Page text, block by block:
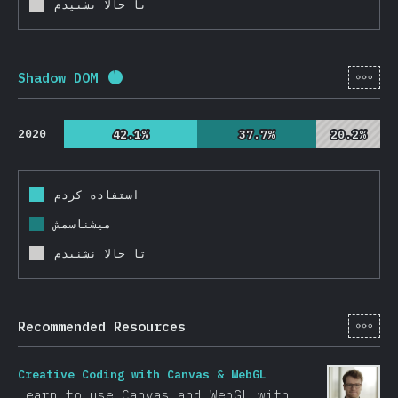
تا حالا نشنیدم
Shadow DOM Completion percentage: 22000
[fa-
2020 42.1%
42.1% 37.7%
37.7% 20.2%
20.2%
استفاده کردم
میشناسمش
تا حالا نشنیدم
Recommended Resources [fa-
Creative Coding with Canvas & WebGL